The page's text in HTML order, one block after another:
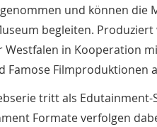
und können die
begleiten. Produziert
in Kooperation
Famose Filmproduktionen
tritt als
Formate verfolgen